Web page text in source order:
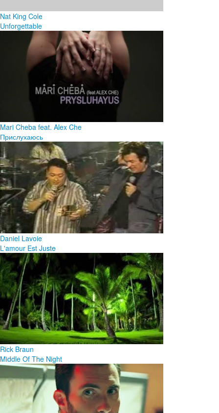
Nat King Cole
Unforgettable
Mari Cheba feat. Alex Che
Прислухаюсь
Daniel Lavoie
L'amour Est Juste
Rick Braun
Middle Of The Night